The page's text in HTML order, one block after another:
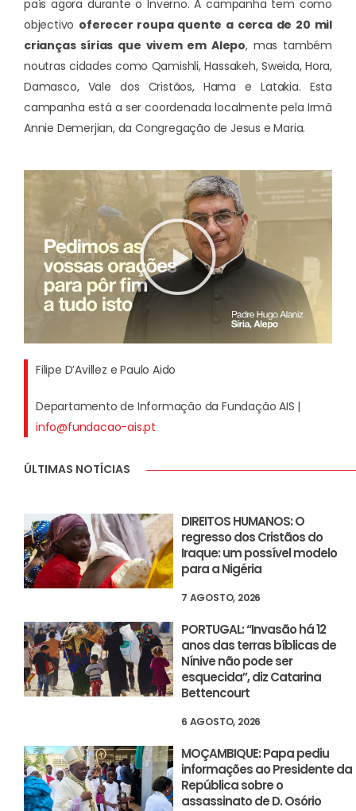
país agora durante o Inverno. A campanha tem como
objectivo oferecer roupa quente a cerca de 20 mil
crianças sírias que vivem em Alepo, mas também
noutras cidades como Qamishli, Hassakeh, Sweida, Hora,
Damasco, Vale dos Cristãos, Hama e Latakia. Esta
campanha está a ser coordenada localmente pela Irmã
Annie Demerjian, da Congregação de Jesus e Maria.
Filipe D’Avillez e Paulo Aido
Departamento de Informação da Fundação AIS |
info@fundacao-ais.pt
ÚLTIMAS NOTÍCIAS
DIREITOS HUMANOS: O
regresso dos Cristãos do
Iraque: um possível modelo
para a Nigéria
7 AGOSTO, 2026
PORTUGAL: “Invasão há 12
anos das terras bíblicas de
Nínive não pode ser
esquecida”, diz Catarina
Bettencourt
6 AGOSTO, 2026
MOÇAMBIQUE: Papa pediu
informações ao Presidente da
República sobre o
assassinato de D. Osório